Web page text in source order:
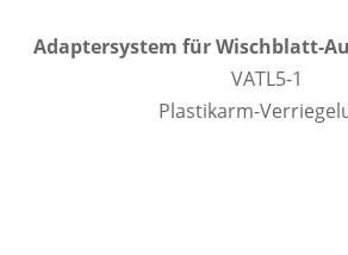
Adaptersystem für Wischblatt-
VATL5-1
Plastikarm-